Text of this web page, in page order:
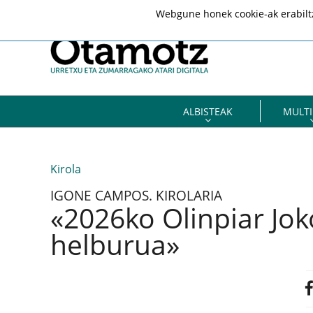
ALBISTEAK
Kirola
IGONE CAMPOS. KIROLARIA
«2026ko Olinpiar
helburua»
Webgune honek cookie-ak